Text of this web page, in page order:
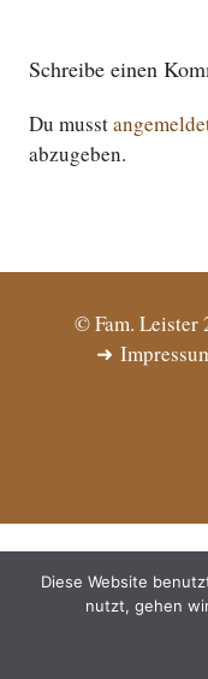
Schreibe einen
Du musst
abzugeben.
© Fam. Leister
➜
Diese Website
nutzt, gehen